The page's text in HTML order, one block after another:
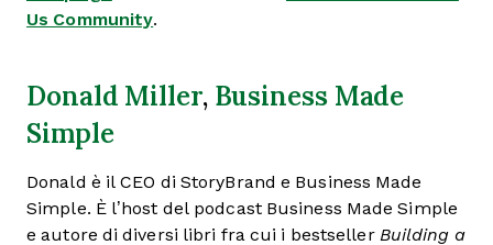
Us Community.
Donald Miller, Business Made
Simple
Donald è il CEO di StoryBrand e Business Made
Simple. È l’host del podcast Business Made Simple
e autore di diversi libri fra cui i bestseller Building a